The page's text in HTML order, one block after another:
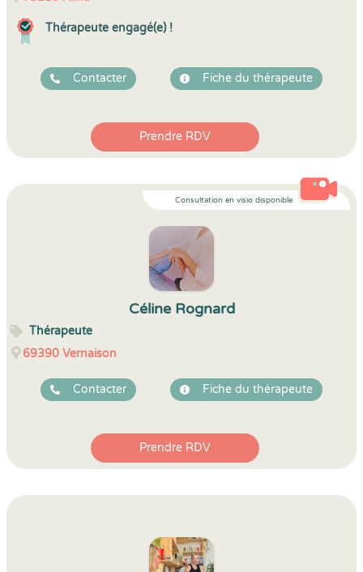
Thérapeute engagé(e) !
Contacter Fiche du thérapeute
Prendre RDV
Consultation en visio disponible
Céline Rognard
Thérapeute
69390 Vernaison
Contacter Fiche du thérapeute
Prendre RDV